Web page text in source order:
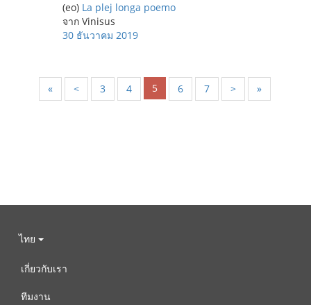
(eo) La plej longa poemo
จาก Vinisus
30 ธันวาคม 2019
« < 3 4 5 6 7 > »
ไทย
เกี่ยวกับเรา
ทีมงาน